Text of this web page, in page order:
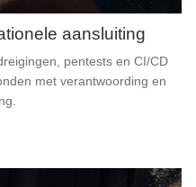
aansluiting
pentests en CI/CD
met verantwoording en